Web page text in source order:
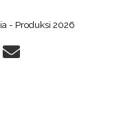
- Produksi 2026